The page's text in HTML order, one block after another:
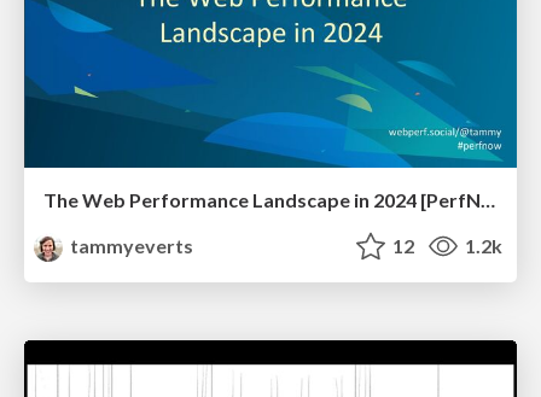
The Web Performance Landscape in 2024 [PerfNow 2024]
tammyeverts
12 1.2k